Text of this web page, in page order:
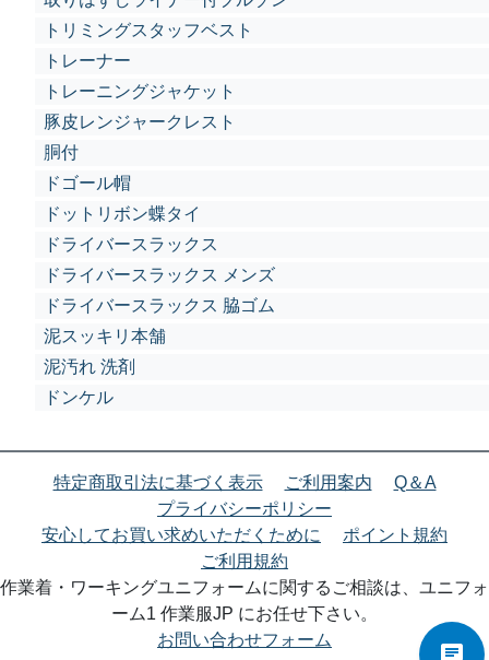
トリミングスタッフベスト
トレーナー
トレーニングジャケット
豚皮レンジャークレスト
胴付
ドゴール帽
ドットリボン蝶タイ
ドライバースラックス
ドライバースラックス メンズ
ドライバースラックス 脇ゴム
泥スッキリ本舗
泥汚れ 洗剤
ドンケル
特定商取引法に基づく表示 ご利用案内
Q＆A
プライバシーポリシー
安心してお買い求めいただくために
ポイント規約
ご利用規約
作業着・ワーキングユニフォームに関するご相談は、ユニフォ
ーム1 作業服JP にお任せ下さい。
お問い合わせフォーム